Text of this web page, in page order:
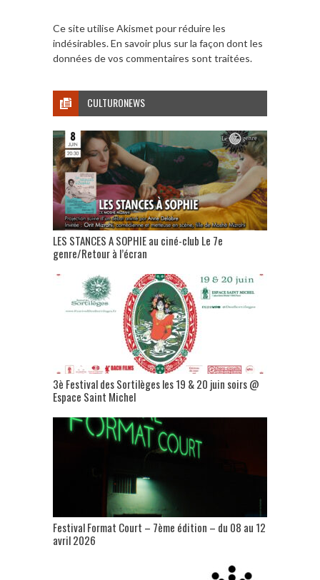
Ce site utilise Akismet pour réduire les
indésirables.En savoir plus sur la façon dont les
données de vos commentaires sont traitées.
CULTURONEWS
LES STANCES A SOPHIE au ciné-club Le 7e
genre/Retour à l’écran
3è Festival des Sortilèges les 19 & 20 juin soirs @
Espace Saint Michel
Festival Format Court – 7ème édition – du 08 au 12
avril 2026